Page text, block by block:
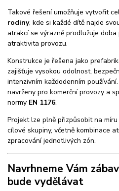
Takové řešení umožňuje vytvořit
rodiny, kde si každé dítě najde
atrakcí se výrazně prodlužuje
atraktivita provozu.
Konstrukce je řešena jako
zajišťuje vysokou odolnost,
intenzivním každodenním
navrženy pro komerční provozy a
normy EN 1176.
Projekt lze plně přizpůsobit na
cílové skupiny, včetně kombinace
zpracování jednotlivých zón.
Navrhneme Vám
bude vydělávat